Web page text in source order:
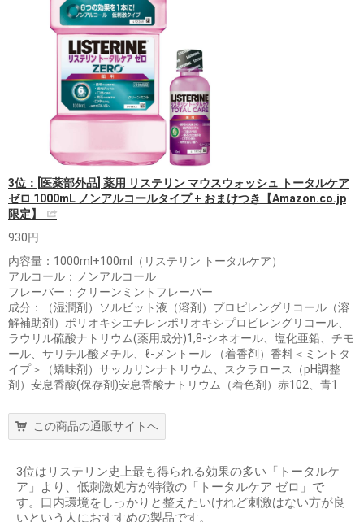
3位：[医薬部外品] 薬用 リステリン マウスウォッシュ トータルケア
ゼロ 1000mL ノンアルコールタイプ + おまけつき【Amazon.co.jp
限定】
930円
内容量：1000ml+100ml（リステリン トータルケア）
アルコール：ノンアルコール
フレーバー：クリーンミントフレーバー
成分：（湿潤剤）ソルビット液（溶剤）プロピレングリコール（溶
解補助剤）ポリオキシエチレンポリオキシプロピレングリコール、
ラウリル硫酸ナトリウム(薬用成分)1,8-シネオール、塩化亜鉛、チモ
ール、サリチル酸メチル、ℓ-メントール （着香剤）香料＜ミントタ
イプ＞（矯味剤）サッカリンナトリウム、スクラロース（pH調整
剤）安息香酸(保存剤)安息香酸ナトリウム（着色剤）赤102、青1
この商品の通販サイトへ
3位はリステリン史上最も得られる効果の多い「トータルケ
ア」より、低刺激処方が特徴の「トータルケア ゼロ」で
す。口内環境をしっかりと整えたいけれど刺激はない方が良
いという人におすすめの製品です。